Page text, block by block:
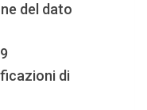
del dato
di